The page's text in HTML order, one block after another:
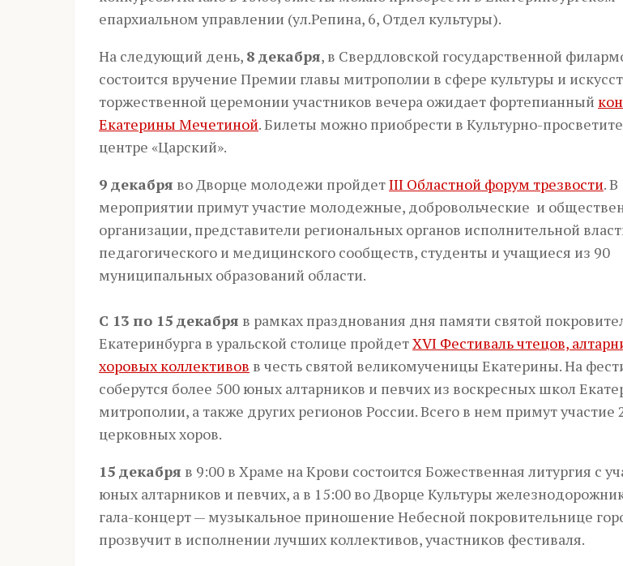
епархиальном управлении (ул.Репина, 6, Отдел культуры).
На следующий день, 8 декабря, в Свердловской государственной
состоится вручение Премии главы митрополии в сфере культуры и
торжественной церемонии участников вечера ожидает фортепианный
Екатерины Мечетиной. Билеты можно приобрести в Культурно-
центре «Царский».
9 декабря во Дворце молодежи пройдетIII Областной форум трезвости. В
мероприятии примут участие молодежные, добровольческие и
организации, представители региональных органов исполнительной
педагогического и медицинского сообществ, студенты и учащиеся из 90
муниципальных образований области.
С 13 по 15 декабря в рамках празднования дня памяти святой
Екатеринбурга в уральской столице пройдетХVI Фестиваль чтецов,
хоровых коллективов в честь святой великомученицы Екатерины. На
соберутся более 500 юных алтарников и певчих из воскресных школ
митрополии, а также других регионов России. Всего в нем примут участие
церковных хоров.
15 декабря в 9:00 в Храме на Крови состоится Божественная литургия с
юных алтарников и певчих, а в 15:00 во Дворце Культуры
гала-концерт — музыкальное приношение Небесной покровительнице
прозвучит в исполнении лучших коллективов, участников фестиваля.